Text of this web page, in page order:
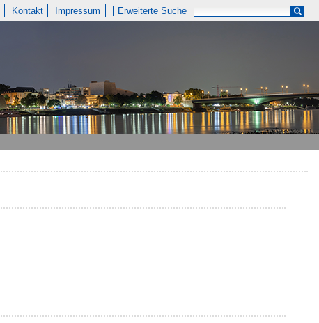
Kontakt Impressum Erweiterte Suche